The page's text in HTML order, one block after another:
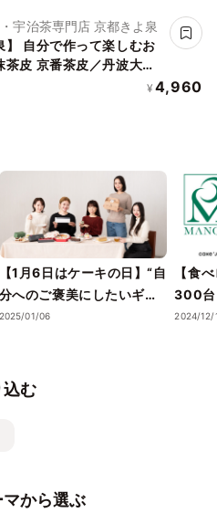
宇治茶専門店 京都きよ泉
】 自分で作って楽しむお
茶皮 京番茶皮／丹波大納
ん 2種もなかセット 和菓
¥ 4,960
【1月6日はケーキの日】“自
分へのご褒美にしたいギフ
トスイーツ・ケーキ”5選
2025/01/06
【食
300台
スイ
2024/12/
込む
から選ぶ